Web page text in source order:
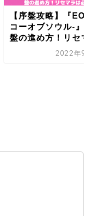
『宝石姫
Reincarnation』は
に面白い？『辛口レ